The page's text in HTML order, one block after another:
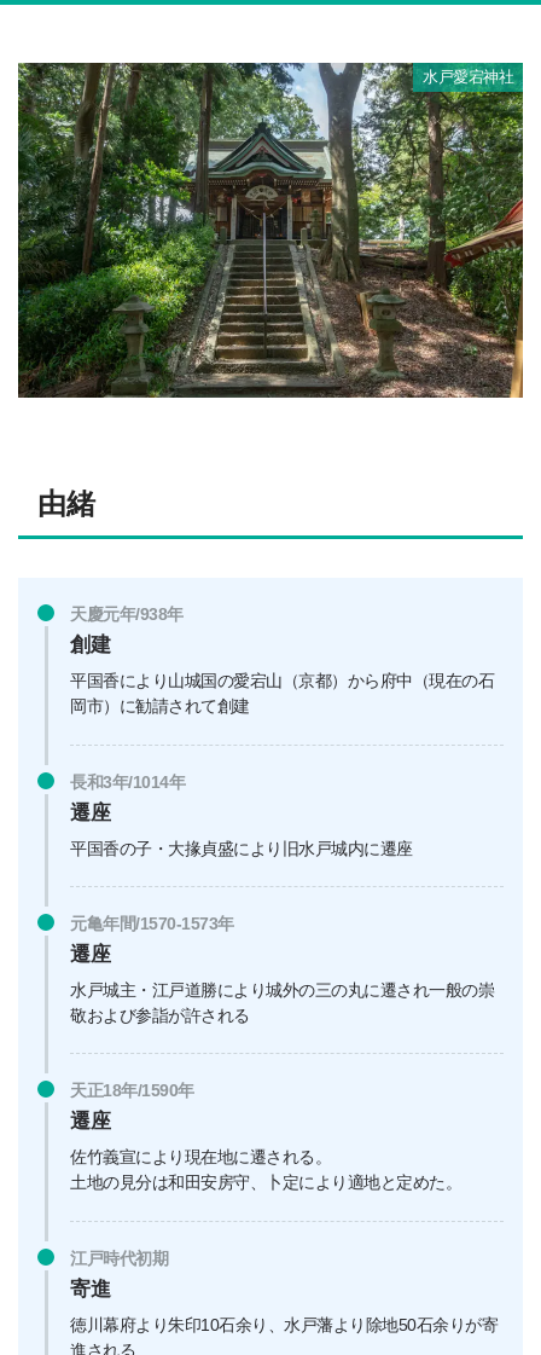
水戸愛宕神社
由緒
天慶元年/938年
創建
平国香により山城国の愛宕山（京都）から府中（現在の石
岡市）に勧請されて創建
長和3年/1014年
遷座
平国香の子・大掾貞盛により旧水戸城内に遷座
元亀年間/1570-1573年
遷座
水戸城主・江戸道勝により城外の三の丸に遷され一般の崇
敬および参詣が許される
天正18年/1590年
遷座
佐竹義宣により現在地に遷される。
土地の見分は和田安房守、卜定により適地と定めた。
江戸時代初期
寄進
徳川幕府より朱印10石余り、水戸藩より除地50石余りが寄
進される